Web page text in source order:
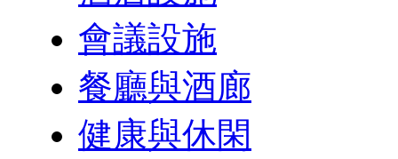
會議設施
餐廳與酒廊
健康與休閑